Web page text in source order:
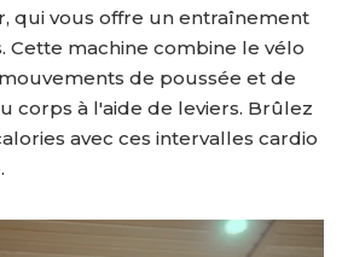
qui vous offre un entraînement
machine combine le vélo
de poussée et de
corps à l'aide de leviers. Brûlez
avec ces intervalles cardio